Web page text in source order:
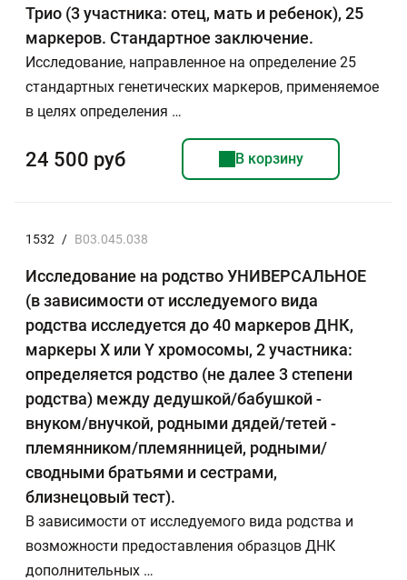
Трио (3 участника: отец, мать и ребенок), 25
маркеров. Стандартное заключение.
Исследование, направленное на определение 25
стандартных генетических маркеров, применяемое
в целях определения …
24 500 руб В корзину
1532 / B03.045.038
Исследование на родство УНИВЕРСАЛЬНОЕ
(в зависимости от исследуемого вида
родства исследуется до 40 маркеров ДНК,
маркеры Х или Y хромосомы, 2 участника:
определяется родство (не далее 3 степени
родства) между дедушкой/бабушкой -
внуком/внучкой, родными дядей/тетей -
племянником/племянницей, родными/
сводными братьями и сестрами,
близнецовый тест).
В зависимости от исследуемого вида родства и
возможности предоставления образцов ДНК
дополнительных …